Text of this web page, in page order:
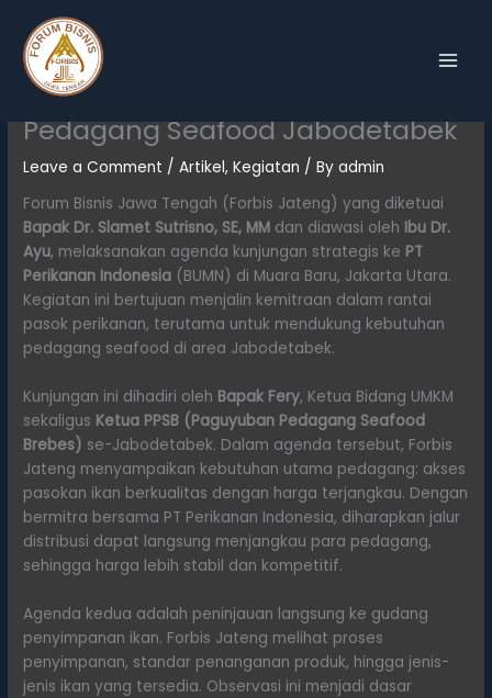
content
Forum Bisnis Jawa Tengah
Kunjungi PT Perikanan Indonesia:
Perkuat Distribusi Ikan untuk
Pedagang Seafood Jabodetabek
Leave a Comment /Artikel,Kegiatan / Byadmin
Forum Bisnis Jawa Tengah (Forbis Jateng) yang diketuai
Bapak Dr. Slamet Sutrisno, SE, MM dan diawasi oleh Ibu Dr.
Ayu, melaksanakan agenda kunjungan strategis ke PT
Perikanan Indonesia (BUMN) di Muara Baru, Jakarta Utara.
Kegiatan ini bertujuan menjalin kemitraan dalam rantai
pasok perikanan, terutama untuk mendukung kebutuhan
pedagang seafood di area Jabodetabek.
Kunjungan ini dihadiri oleh Bapak Fery, Ketua Bidang UMKM
sekaligus Ketua PPSB (Paguyuban Pedagang Seafood
Brebes) se-Jabodetabek. Dalam agenda tersebut, Forbis
Jateng menyampaikan kebutuhan utama pedagang: akses
pasokan ikan berkualitas dengan harga terjangkau. Dengan
bermitra bersama PT Perikanan Indonesia, diharapkan jalur
distribusi dapat langsung menjangkau para pedagang,
sehingga harga lebih stabil dan kompetitif.
Agenda kedua adalah peninjauan langsung ke gudang
penyimpanan ikan. Forbis Jateng melihat proses
penyimpanan, standar penanganan produk, hingga jenis-
jenis ikan yang tersedia. Observasi ini menjadi dasar